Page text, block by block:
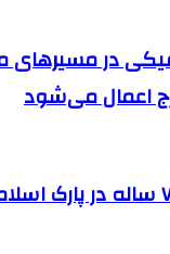
در مسیرهای
اعمال می‌شود